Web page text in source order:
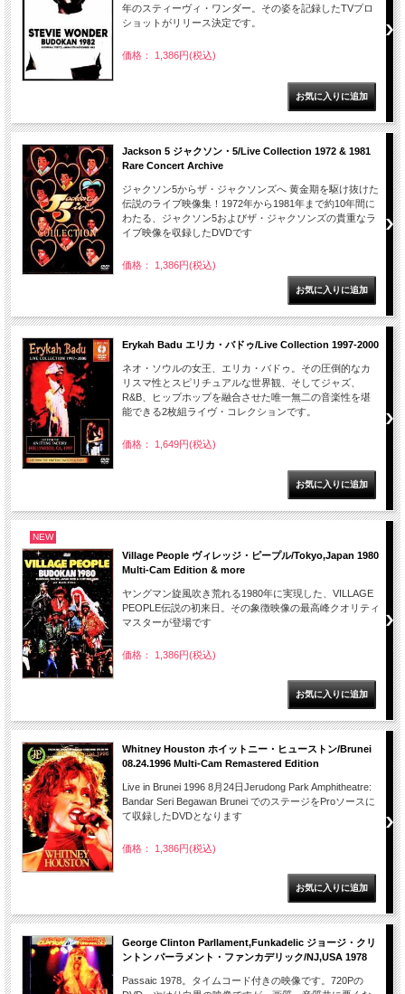
年のスティーヴィ・ワンダー。その姿を記録したTVプロ
ショットがリリース決定です。
価格： 1,386円(税込)
Jackson 5 ジャクソン・5/Live Collection 1972 & 1981
Rare Concert Archive
ジャクソン5からザ・ジャクソンズへ 黄金期を駆け抜けた
伝説のライブ映像集！1972年から1981年まで約10年間に
わたる、ジャクソン5およびザ・ジャクソンズの貴重なラ
イブ映像を収録したDVDです
価格： 1,386円(税込)
Erykah Badu エリカ・バドゥ/Live Collection 1997-2000
ネオ・ソウルの女王、エリカ・バドゥ。その圧倒的なカ
リスマ性とスピリチュアルな世界観、そしてジャズ、
R&B、ヒップホップを融合させた唯一無二の音楽性を堪
能できる2枚組ライヴ・コレクションです。
価格： 1,649円(税込)
NEW
Village People ヴィレッジ・ピープル/Tokyo,Japan 1980
Multi-Cam Edition & more
ヤングマン旋風吹き荒れる1980年に実現した、VILLAGE
PEOPLE伝説の初来日。その象徴映像の最高峰クオリティ
マスターが登場です
価格： 1,386円(税込)
Whitney Houston ホイットニー・ヒューストン/Brunei
08.24.1996 Multi-Cam Remastered Edition
Live in Brunei 1996 8月24日Jerudong Park Amphitheatre:
Bandar Seri Begawan Brunei でのステージをProソースに
て収録したDVDとなります
価格： 1,386円(税込)
George Clinton Parllament,Funkadelic ジョージ・クリ
ントン パーラメント・ファンカデリック/NJ,USA 1978
Passaic 1978。タイムコード付きの映像です。720Pの